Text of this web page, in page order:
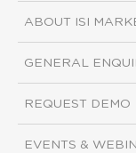
ABOUT ISI
GENERAL
REQUEST DEMO
EVENTS &